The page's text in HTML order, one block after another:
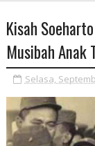
Kisah
Musibah Anak
Selasa,